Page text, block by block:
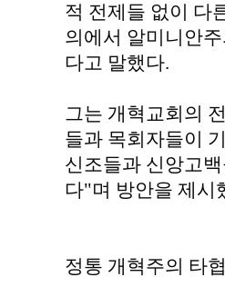
적 전제들 없이 다
의에서 알미니안
다고 말했다.
그는 개혁교회의
들과 목회자들이
신조들과 신앙고
다"며 방안을 제시
정통 개혁주의 타